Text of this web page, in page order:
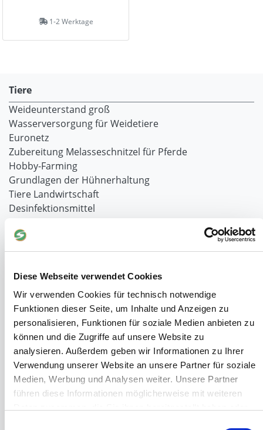
Diese Webseite verwendet Cookies
Wir verwenden Cookies für technisch notwendige
Funktionen dieser Seite, um Inhalte und Anzeigen zu
personalisieren, Funktionen für soziale Medien anbieten zu
können und die Zugriffe auf unsere Website zu
analysieren. Außerdem geben wir Informationen zu Ihrer
Verwendung unserer Website an unsere Partner für soziale
Medien, Werbung und Analysen weiter. Unsere Partner
führen diese Informationen möglicherweise mit weiteren
1-2 Werktage
Tiere
Weideunterstand groß
Wasserversorgung für Weidetiere
Euronetz
Zubereitung Melasseschnitzel für Pferde
Hobby-Farming
Grundlagen der Hühnerhaltung
Tiere Landwirtschaft
Desinfektionsmittel
Milchfieberprophylaxe
Stallapotheke für Hühner
Windschutzgewebe
Windschutznetze für Reithallen
Galerie Windschutznetze
Windschutznetz für Pferdeführanlagen
Windschutznetz für Pferdestall
Lubratec Tore
Lubratec Fronten
Planenvorhang
Windschutznetz mit Ösen